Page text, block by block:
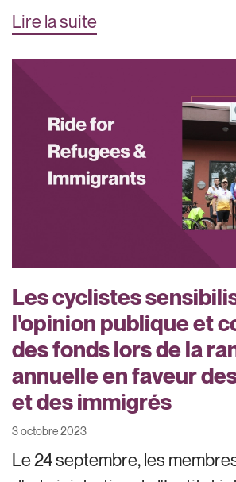
Lire la suite
Les cyclistes
l'opinion publique et
des fonds lors de la
annuelle en faveur
et des immigrés
3 octobre 2023
Le 24 septembre, les